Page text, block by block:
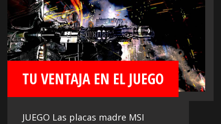
TU VENTAJA EN EL JUEGO
JUEGO Las placas madre MSI